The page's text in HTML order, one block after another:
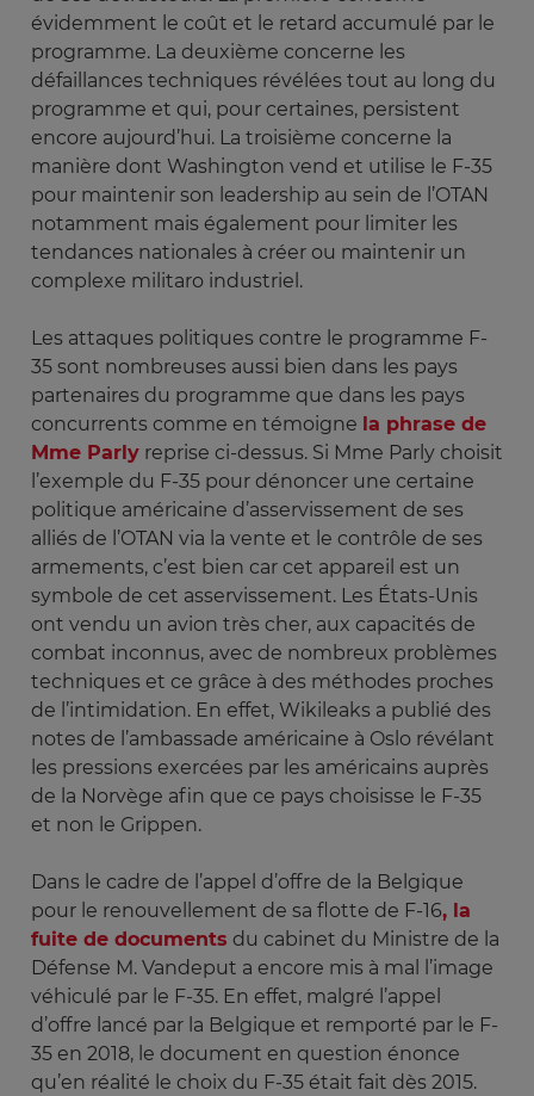
évidemment le coût et le retard accumulé par le
programme. La deuxième concerne les
défaillances techniques révélées tout au long du
programme et qui, pour certaines, persistent
encore aujourd’hui. La troisième concerne la
manière dont Washington vend et utilise le F-35
pour maintenir son leadership au sein de l’OTAN
notamment mais également pour limiter les
tendances nationales à créer ou maintenir un
complexe militaro industriel.
Les attaques politiques contre le programme F-
35 sont nombreuses aussi bien dans les pays
partenaires du programme que dans les pays
concurrents comme en témoigne la phrase de
Mme Parly reprise ci-dessus. Si Mme Parly choisit
l’exemple du F-35 pour dénoncer une certaine
politique américaine d’asservissement de ses
alliés de l’OTAN via la vente et le contrôle de ses
armements, c’est bien car cet appareil est un
symbole de cet asservissement. Les États-Unis
ont vendu un avion très cher, aux capacités de
combat inconnus, avec de nombreux problèmes
techniques et ce grâce à des méthodes proches
de l’intimidation. En effet, Wikileaks a publié des
notes de l’ambassade américaine à Oslo révélant
les pressions exercées par les américains auprès
de la Norvège afin que ce pays choisisse le F-35
et non le Grippen.
Dans le cadre de l’appel d’offre de la Belgique
pour le renouvellement de sa flotte de F-16, la
fuite de documents du cabinet du Ministre de la
Défense M. Vandeput a encore mis à mal l’image
véhiculé par le F-35. En effet, malgré l’appel
d’offre lancé par la Belgique et remporté par le F-
35 en 2018, le document en question énonce
qu’en réalité le choix du F-35 était fait dès 2015.